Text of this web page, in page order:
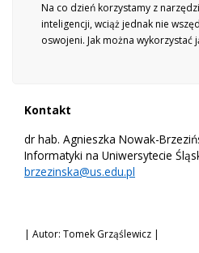
Na co dzień korzystamy z
inteligencji, wciąż jednak nie
oswojeni. Jak można wykorzystać
Kontakt
dr hab. Agnieszka Nowak-
Informatyki na Uniwersytecie
brzezinska@us.edu.pl
| Autor: Tomek Grząślewicz |